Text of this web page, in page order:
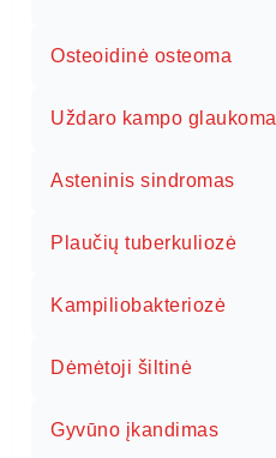
Osteoidinė osteoma
Uždaro kampo glaukoma
Asteninis sindromas
Plaučių tuberkuliozė
Kampiliobakteriozė
Dėmėtoji šiltinė
Gyvūno įkandimas